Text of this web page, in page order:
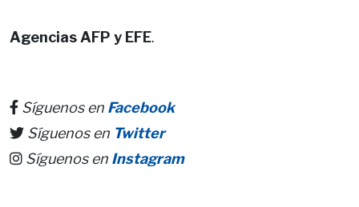
Agencias AFP y EFE.
Síguenos en Facebook
Síguenos en Twitter
Síguenos en Instagram